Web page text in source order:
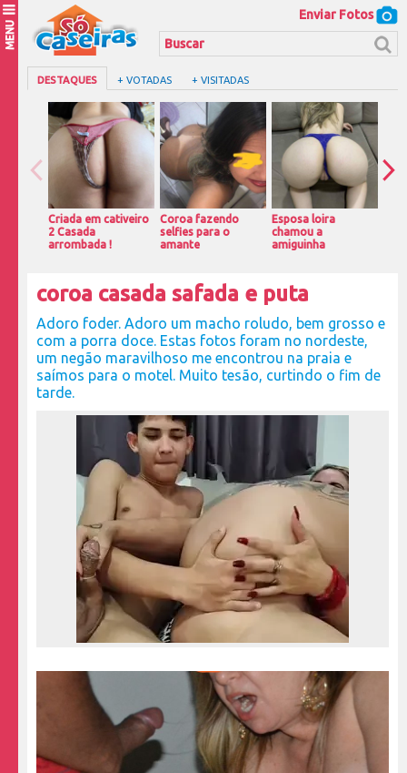
MENU
Enviar Fotos
DESTAQUES + VOTADAS + VISITADAS
Criada em cativeiro
2 Casada
arrombada !
Coroa fazendo
selfies para o
amante
Esposa loira
chamou a
amiguinha
coroa casada safada e puta
Adoro foder. Adoro um macho roludo, bem grosso e
com a porra doce. Estas fotos foram no nordeste,
um negão maravilhoso me encontrou na praia e
saímos para o motel. Muito tesão, curtindo o fim de
tarde.